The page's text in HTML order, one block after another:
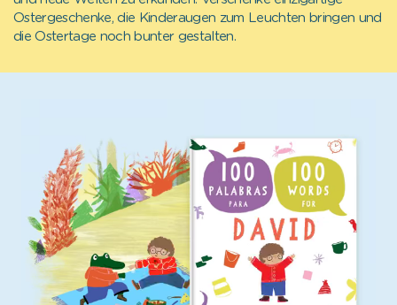
Ostergeschenke, die Kinderaugen zum Leuchten bringen und
die Ostertage noch bunter gestalten.